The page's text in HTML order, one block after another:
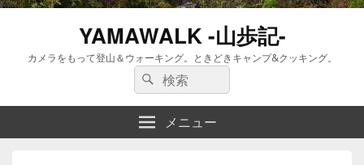
YAMAWALK -山歩記-
カメラをもって登山＆ウォーキング。ときどきキャンプ&クッキング。
検
索:
検
索
メニュー